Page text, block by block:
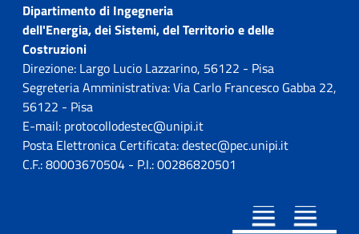
Dipartimento di Ingegneria
dell'Energia, dei Sistemi, del Territorio e delle
Costruzioni
Direzione: Largo Lucio Lazzarino, 56122 - Pisa
Segreteria Amministrativa: Via Carlo Francesco Gabba 22,
56122 - Pisa
E-mail: protocollodestec@unipi.it
Posta Elettronica Certificata: destec@pec.unipi.it
C.F.: 80003670504 - P.I.: 00286820501